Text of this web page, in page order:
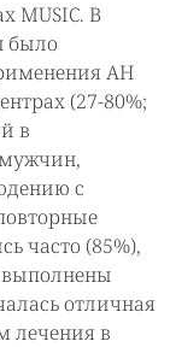
MUSIC. В
было
АН
(27-80%;
в
с
часто (85%),
выполнены
отличная
лечения в